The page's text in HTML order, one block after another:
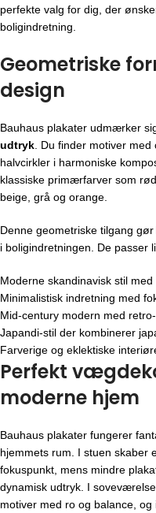
perfekte valg for dig, der
boligindretning.
Geometriske
design
Bauhaus plakater udmærker
udtryk . Du finder motiver
halvcirkler i harmoniske
klassiske primærfarver som
beige, grå og orange.
Denne geometriske tilgang
i boligindretningen. De passer
Moderne skandinavisk stil
Minimalistisk indretning med
Mid-century modern med
Japandi-stil der kombinerer
Farverige og eklektiske
Perfekt
moderne hjem
Bauhaus plakater fungerer
hjemmets rum. I stuen skaber
fokuspunkt, mens mindre
dynamisk udtryk. I
motiver med ro og balance,